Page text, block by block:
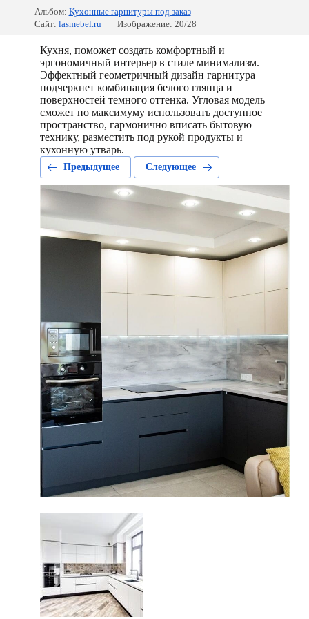
Альбом: Кухонные гарнитуры под заказ
Сайт: lasmebel.ru Изображение: 20/28
Кухня, поможет создать комфортный и
эргономичный интерьер в стиле минимализм.
Эффектный геометричный дизайн гарнитура
подчеркнет комбинация белого глянца и
поверхностей темного оттенка. Угловая модель
сможет по максимуму использовать доступное
пространство, гармонично вписать бытовую
технику, разместить под рукой продукты и
кухонную утварь.
Предыдущее Следующее